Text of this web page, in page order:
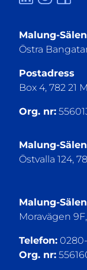
Malung-
Östra
Postadress
Box 4, 782 21
Org. nr:
Malung-
Östvalla 124,
Malung-
Moravägen
Telefon:
Org. nr: